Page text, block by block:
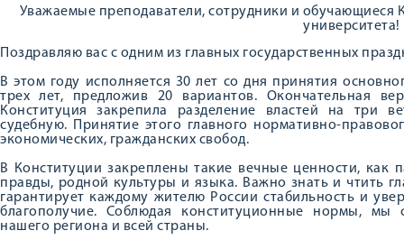
Уважаемые преподаватели, сотрудники и обучающиеся
университета!
Поздравляю вас с одним из главных государственных
В этом году исполняется 30 лет со дня принятия
трех лет, предложив 20 вариантов. Окончательная
Конституция закрепила разделение властей на три
судебную. Принятие этого главного нормативно-
экономических, гражданских свобод.
В Конституции закреплены такие вечные ценности, как
правды, родной культуры и языка. Важно знать и чтить
гарантирует каждому жителю России стабильность и
благополучие. Соблюдая конституционные нормы, мы
нашего региона и всей страны.